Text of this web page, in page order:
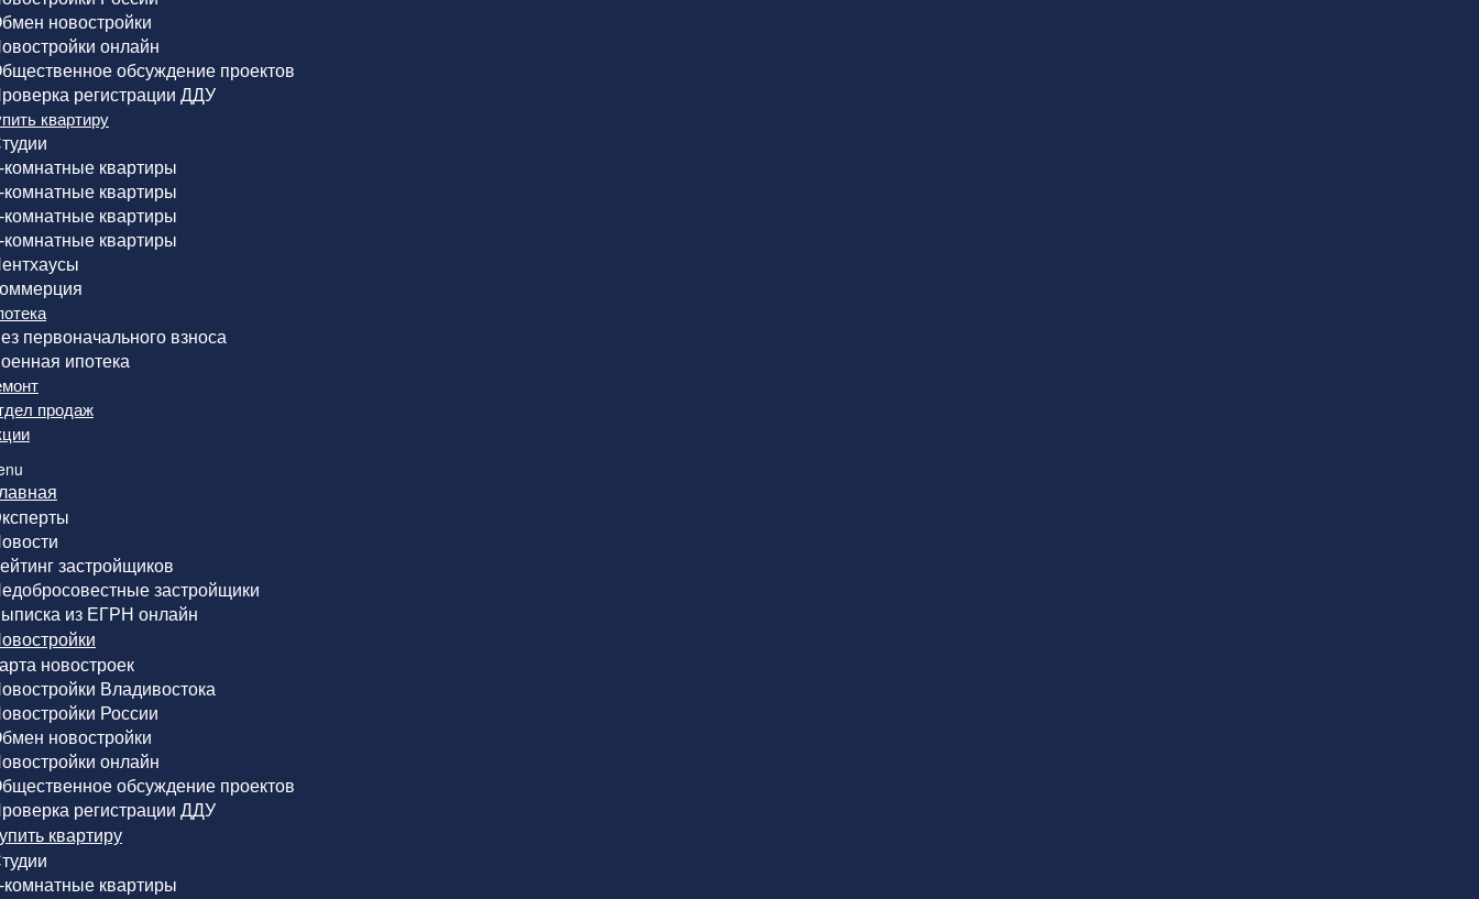
новостройки
онлайн
обсуждение проектов
регистрации ДДУ
квартиру
комнатные квартиры
комнатные квартиры
комнатные квартиры
комнатные квартиры
первоначального взноса
ипотека
продаж
застройщиков
застройщики
из ЕГРН онлайн
новостроек
Владивостока
России
новостройки
онлайн
обсуждение проектов
регистрации ДДУ
квартиру
комнатные квартиры